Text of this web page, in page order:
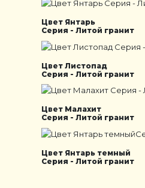
Цвет Янтарь
Серия - Литой гранит
Цвет Листопад
Серия - Литой гранит
Цвет Малахит
Серия - Литой гранит
Цвет Янтарь темный
Серия - Литой гранит